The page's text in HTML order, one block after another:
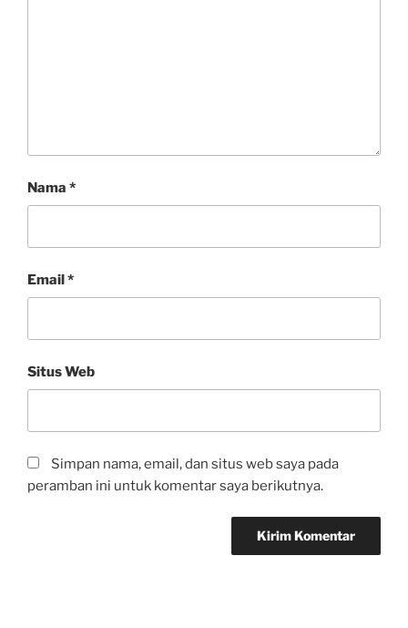
Nama *
Email*
Situs Web
Simpan nama, email, dan situs web saya pada
peramban ini untuk komentar saya berikutnya.